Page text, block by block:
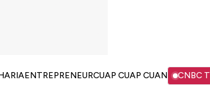
ENTREPRENEURCUAP CUAP CUAN CNBC